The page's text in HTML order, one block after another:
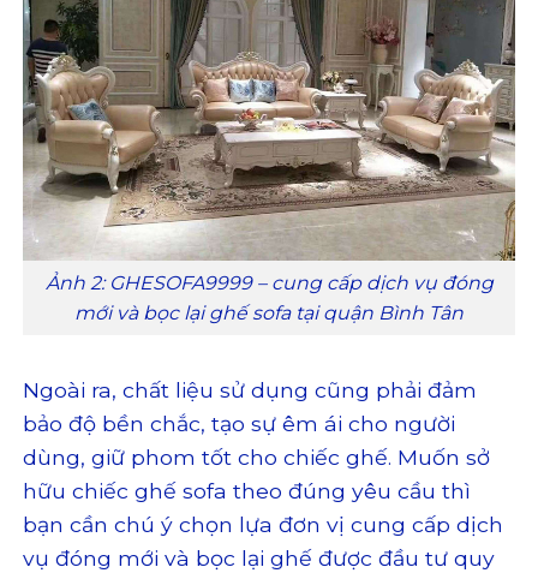
Ảnh 2: GHESOFA9999 – cung cấp dịch vụ đóng
mới và bọc lại ghế sofa tại quận Bình Tân
Ngoài ra, chất liệu sử dụng cũng phải đảm
bảo độ bền chắc, tạo sự êm ái cho người
dùng, giữ phom tốt cho chiếc ghế. Muốn sở
hữu chiếc ghế sofa theo đúng yêu cầu thì
bạn cần chú ý chọn lựa đơn vị cung cấp dịch
vụ đóng mới và bọc lại ghế được đầu tư quy